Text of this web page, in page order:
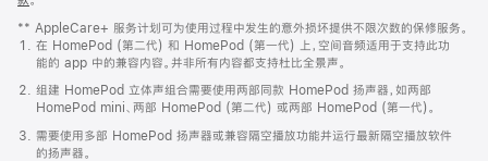
窗
口
中
打
开)
** AppleCare+ 服务计划可为使用过程中发生的意外损坏提供不限次数的保修服务。
在 HomePod (第二代) 和 HomePod (第一代) 上，空间音频适用于支持此功
能的 app 中的兼容内容。并非所有内容都支持杜比全景声。
组建 HomePod 立体声组合需要使用两部同款 HomePod 扬声器，如两部
HomePod mini、两部 HomePod (第二代) 或两部 HomePod (第一代)。
需要使用多部 HomePod 扬声器或兼容隔空播放功能并运行最新隔空播放软件
的扬声器。